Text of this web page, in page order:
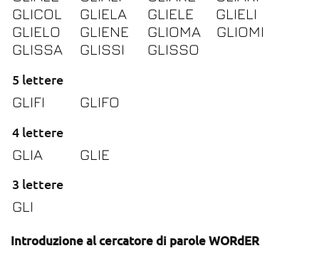
GLICOL
GLIELA GLIELE
GLIELI
GLIELO
GLIENE GLIOMA
GLIOMI
GLISSA
GLISSI GLISSO
5 lettere
GLIFI GLIFO
4 lettere
GLIA GLIE
3 lettere
GLI
Introduzione al cercatore di parole WORdER